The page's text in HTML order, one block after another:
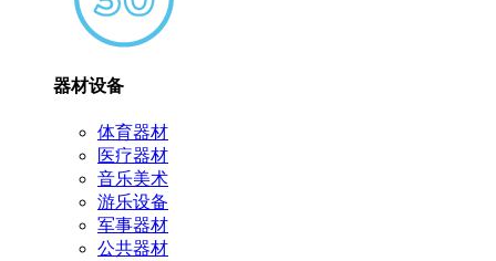
器材设备
体育器材
医疗器材
音乐美术
游乐设备
军事器材
公共器材